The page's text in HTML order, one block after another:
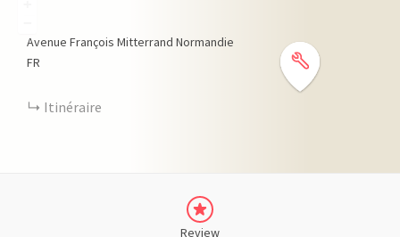
Avenue François Mitterrand Normandie
FR
Itinéraire
Review